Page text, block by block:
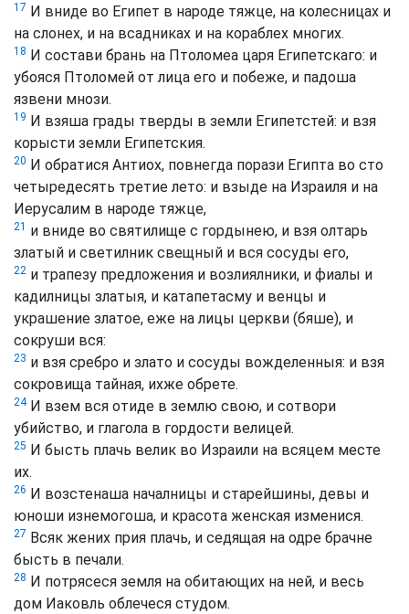
17 И вниде во Египет в народе тяжце, на колесницах и
на слонех, и на всадниках и на кораблех многих.
18 И состави брань на Птоломеа царя Египетскаго: и
убояся Птоломей от лица его и побеже, и падоша
язвени мнози.
19 И взяша грады тверды в земли Египетстей: и взя
корысти земли Египетския.
20 И обратися Антиох, повнегда порази Египта во сто
четыредесять третие лето: и взыде на Израиля и на
Иерусалим в народе тяжце,
21 и вниде во святилище с гордынею, и взя олтарь
златый и светилник свещный и вся сосуды его,
22 и трапезу предложения и возлиялники, и фиалы и
кадилницы златыя, и катапетасму и венцы и
украшение златое, еже на лицы церкви (бяше), и
сокруши вся:
23 и взя сребро и злато и сосуды вожделенныя: и взя
сокровища тайная, ихже обрете.
24И взем вся отиде в землю свою, и сотвори
убийство, и глагола в гордости велицей.
25 И бысть плачь велик во Израили на всяцем месте
их.
26 И возстенаша началницы и старейшины, девы и
юноши изнемогоша, и красота женская изменися.
27 Всяк жених прия плачь, и седящая на одре брачне
бысть в печали.
28 И потрясеся земля на обитающих на ней, и весь
дом Иаковль облечеся студом.